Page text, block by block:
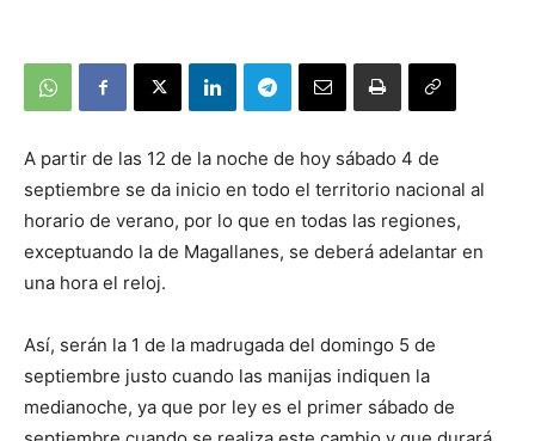
A partir de las 12 de la noche de hoy sábado 4 de
septiembre se da inicio en todo el territorio nacional al
horario de verano, por lo que en todas las regiones,
exceptuando la de Magallanes, se deberá adelantar en
una hora el reloj.
Así, serán la 1 de la madrugada del domingo 5 de
septiembre justo cuando las manijas indiquen la
medianoche, ya que por ley es el primer sábado de